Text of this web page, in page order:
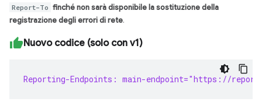
Report-To finché non sarà disponibile la sostituzione della
registrazione degli errori di rete.
Nuovo codice (solo con v1)
Reporting-Endpoints: main-endpoint="https://